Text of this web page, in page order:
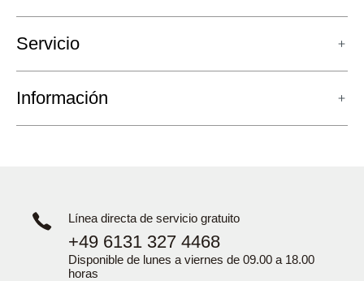
Servicio
Información
Línea directa de servicio gratuito
+49 6131 327 4468
Disponible de lunes a viernes de 09.00 a 18.00
horas